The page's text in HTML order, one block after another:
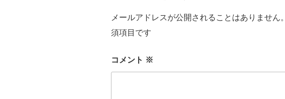
メールアドレスが公開されることはありません。
須項目です
コメント ※